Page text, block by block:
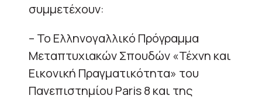
συμμετέχουν:
– Το Ελληνογαλλικό Πρόγραμμα
Μεταπτυχιακών Σπουδών «Τέχνη και
Εικονική Πραγματικότητα» του
Πανεπιστημίου Paris 8 και της